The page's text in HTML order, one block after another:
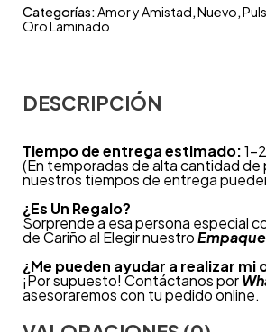
Categorías:Amor y Amistad,Nuevo,
Oro Laminado
DESCRIPCIÓN
Tiempo de entrega estimado:1-
(En temporadas de alta cantidad de
nuestros tiempos de entrega
¿Es Un Regalo?
Sorprende a esa persona especial
de Cariño al Elegir nuestro
¿Me pueden ayudar a realizar mi
¡Por supuesto! Contáctanos por
asesoraremos con tu pedido online.